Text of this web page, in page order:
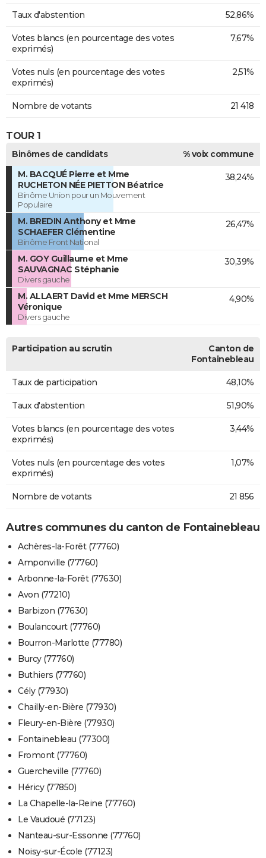
Taux d'abstention 52,86%
Votes blancs (en pourcentage des votes
exprimés)
7,67%
Votes nuls (en pourcentage des votes
exprimés)
2,51%
Nombre de votants 21 418
TOUR 1
Binômes de candidats
% voix commune
M. BACQUÉ Pierre et Mme
RUCHETON NÉE PIETTON Béatrice
Binôme Union pour un Mouvement
Populaire
38,24%
M. BREDIN Anthony et Mme
SCHAEFER Clémentine
Binôme Front National
26,47%
M. GOY Guillaume et Mme
SAUVAGNAC Stéphanie
Divers gauche
30,39%
M. ALLAERT David et Mme MERSCH
Véronique
Divers gauche
4,90%
Participation au scrutin
Canton de
Fontainebleau
Taux de participation 48,10%
Taux d'abstention 51,90%
Votes blancs (en pourcentage des votes
exprimés)
3,44%
Votes nuls (en pourcentage des votes
exprimés)
1,07%
Nombre de votants 21 856
Autres communes du canton de Fontainebleau
Achères-la-Forêt (77760)
Amponville (77760)
Arbonne-la-Forêt (77630)
Avon (77210)
Barbizon (77630)
Boulancourt (77760)
Bourron-Marlotte (77780)
Burcy (77760)
Buthiers (77760)
Cély (77930)
Chailly-en-Bière (77930)
Fleury-en-Bière (77930)
Fontainebleau (77300)
Fromont (77760)
Guercheville (77760)
Héricy (77850)
La Chapelle-la-Reine (77760)
Le Vaudoué (77123)
Nanteau-sur-Essonne (77760)
Noisy-sur-École (77123)